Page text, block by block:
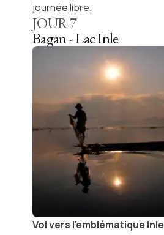
journée libre.
JOUR7
Bagan - Lac Inle
Vol vers l'emblématique Inle